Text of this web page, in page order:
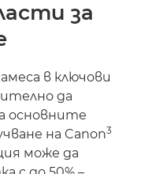
за
в ключови
да
основните
на Canon3
може да